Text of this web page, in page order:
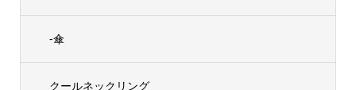
-傘
クールネックリング